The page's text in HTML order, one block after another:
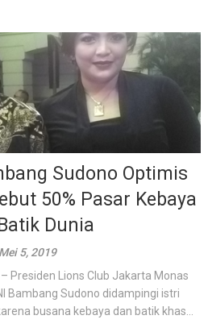
Sudono Optimis
50% Pasar Kebaya
Dunia
Mei 5, 2019
Presiden Lions Club Jakarta Monas
Bambang Sudono didampingi istri
busana kebaya dan batik khas...